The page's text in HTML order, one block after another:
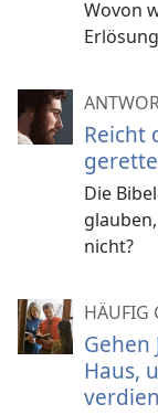
Wovon
Reicht
Die
nicht?
HÄUFIG
Gehen
Haus,